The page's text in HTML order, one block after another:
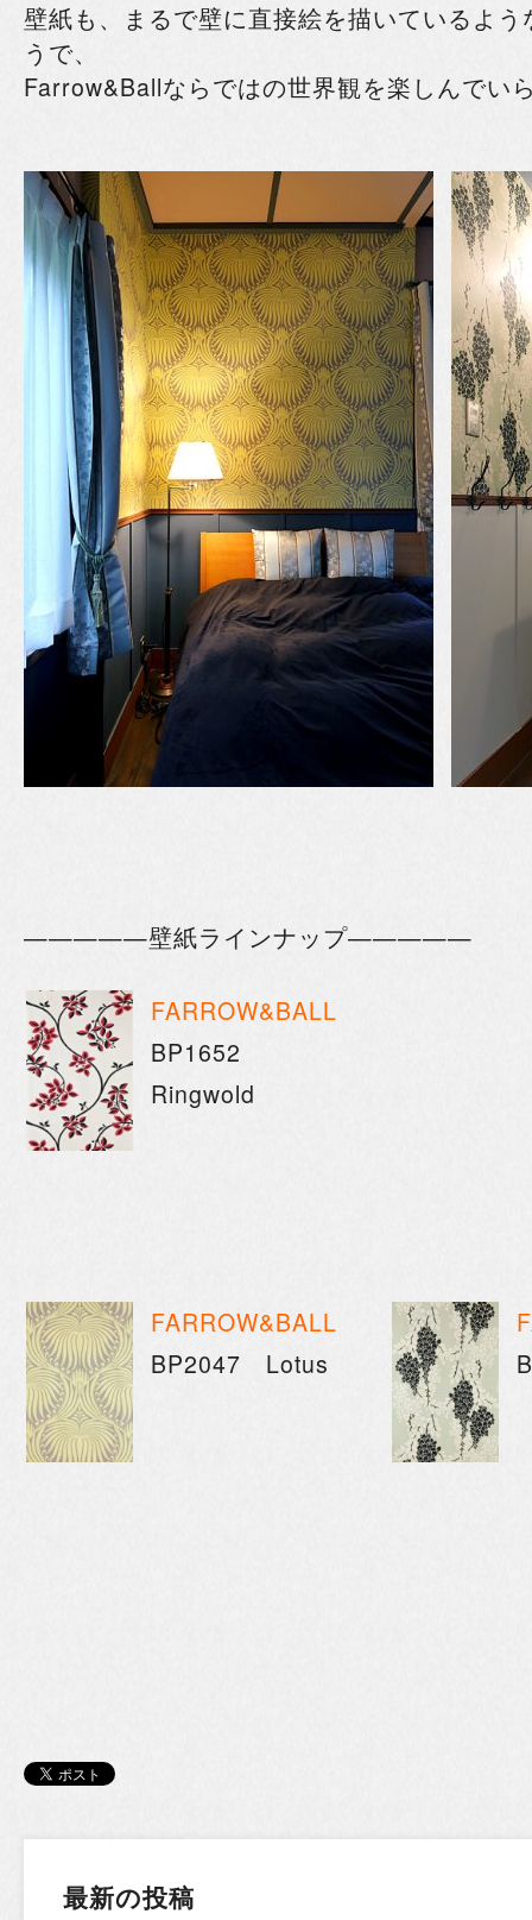
壁紙も、まるで壁に直接絵を描いているよ
うで、
Farrow&Ballならではの世界観を楽しんでい
—————壁紙ラインナップ—————
FARROW&BALL
BP1652
Ringwold
FARROW&BALL
BP2047 Lotus
最新の投稿